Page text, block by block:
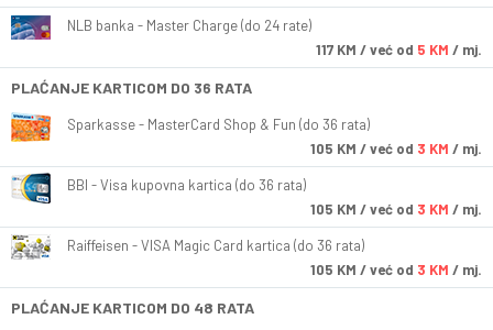
NLB banka - Master Charge (do 24 rate)
117 KM / već od 5 KM / mj.
PLAĆANJE KARTICOM DO 36 RATA
Sparkasse - MasterCard Shop & Fun (do 36 rata)
105 KM / već od 3 KM / mj.
BBI - Visa kupovna kartica (do 36 rata)
105 KM / već od 3 KM / mj.
Raiffeisen - VISA Magic Card kartica (do 36 rata)
105 KM / već od 3 KM / mj.
PLAĆANJE KARTICOM DO 48 RATA